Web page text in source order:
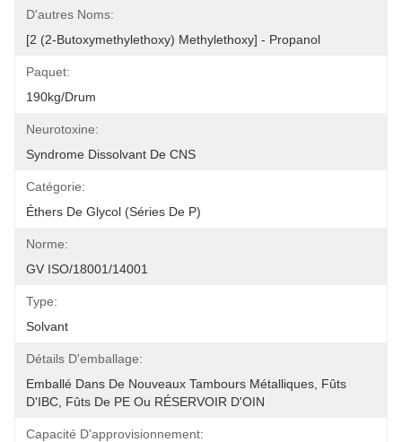
D'autres Noms:
[2 (2-Butoxymethylethoxy) Methylethoxy] - Propanol
Paquet:
190kg/drum
Neurotoxine:
Syndrome Dissolvant De CNS
Catégorie:
Éthers De Glycol (séries De P)
Norme:
GV ISO/18001/14001
Type:
Solvant
Détails D'emballage:
Emballé Dans De Nouveaux Tambours Métalliques, Fûts
D'IBC, Fûts De PE Ou RÉSERVOIR D'OIN
Capacité D'approvisionnement: